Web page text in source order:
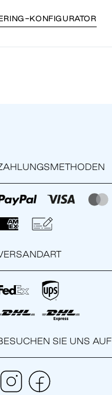
KONFIGURATOR
SIE UNS AUF